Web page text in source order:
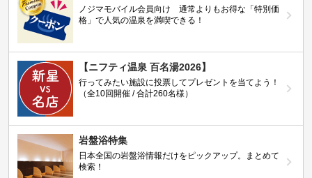
ノジマモバイル会員向け 通常よりもお得な「特別価
格」で人気の温泉を満喫できる！
【ニフティ温泉 百名湯2026】
行ってみたい施設に投票してプレゼントを当てよう！
（全10回開催 / 合計260名様）
岩盤浴特集
日本全国の岩盤浴情報だけをピックアップ。まとめて
検索！